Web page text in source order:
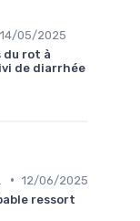
14/05/2025
du rot à
de diarrhée
• 12/06/2025
ressort